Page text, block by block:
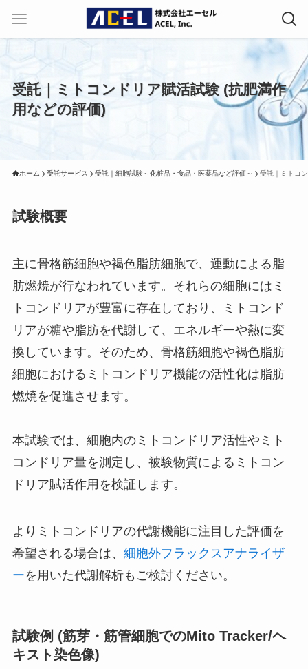
受託｜ミトコンドリア賦活試験 (抗肥満作
用などの評価)
ホーム 受託サービス 受託｜細胞試験～化粧品・食品・医薬品など評価～ 受託｜ミトコ
試験概要
主に骨格筋細胞や褐色脂肪細胞で、運動による脂
肪燃焼が行なわれています。それらの細胞にはミ
トコンドリアが豊富に存在しており、ミトコンド
リアが糖や脂肪を代謝して、エネルギーや熱に変
換しています。そのため、骨格筋細胞や褐色脂肪
細胞におけるミトコンドリア機能の活性化は脂肪
燃焼を促進させます。
本試験では、細胞内のミトコンドリア活性やミト
コンドリア量を測定し、被験物質によるミトコン
ドリア賦活作用を検証します。
よりミトコンドリアの代謝機能に注目した評価を
希望される場合は、 細胞外フラックスアナライザ
ーを用いた代謝解析もご検討ください。
試験例 (筋芽・筋管細胞でのMito Tracker/ヘ
キスト染色像)